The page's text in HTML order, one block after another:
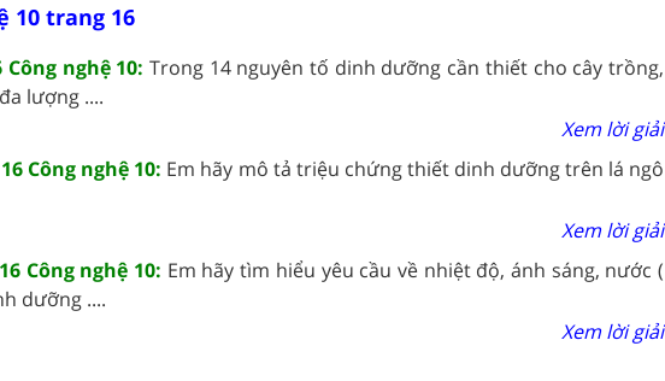
10 trang 16
nghệ 10: Trong 14 nguyên tố dinh dưỡng cần thiết cho cây trồng,
lượng ....
Xem lời giải
Công nghệ 10: Em hãy mô tả triệu chứng thiết dinh dưỡng trên lá ngô
Xem lời giải
Công nghệ 10: Em hãy tìm hiểu yêu cầu về nhiệt độ, ánh sáng, nước (
dưỡng ....
Xem lời giải